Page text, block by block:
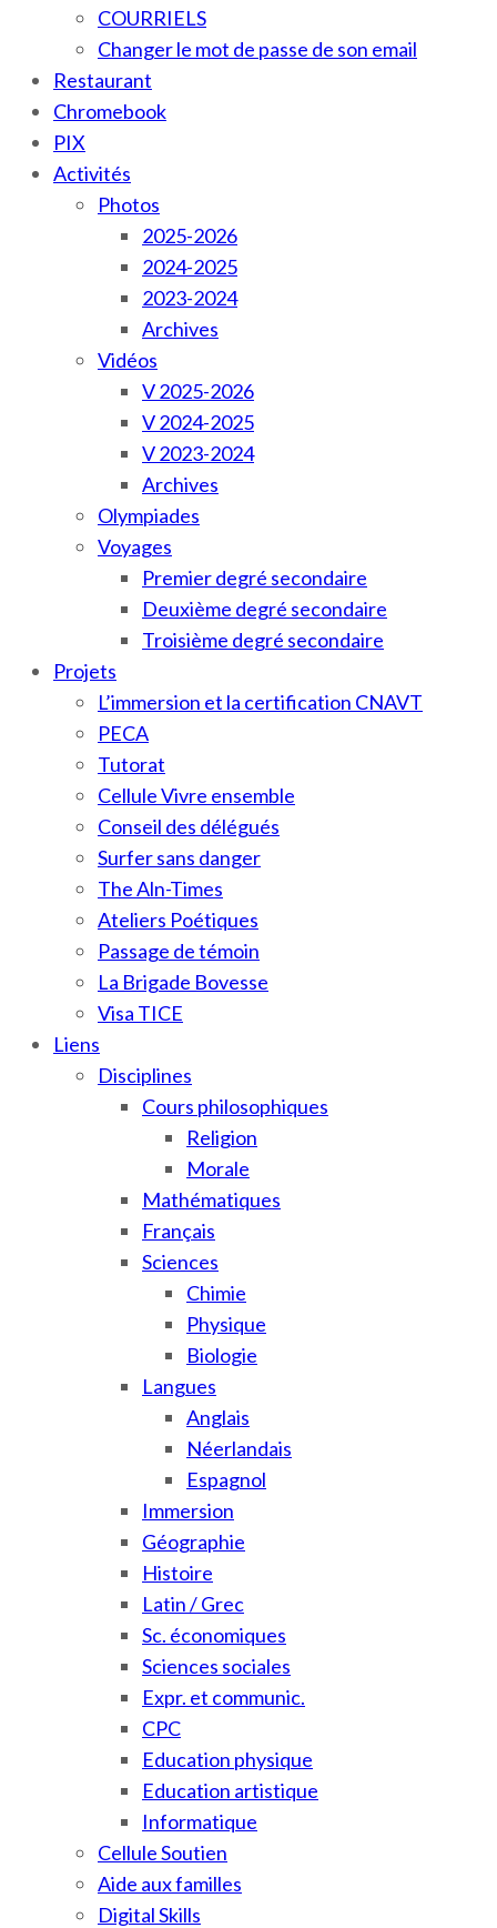
COURRIELS
Changer le mot de passe de son email
Restaurant
Chromebook
PIX
Activités
Photos
2025-2026
2024-2025
2023-2024
Archives
Vidéos
V 2025-2026
V 2024-2025
V 2023-2024
Archives
Olympiades
Voyages
Premier degré secondaire
Deuxième degré secondaire
Troisième degré secondaire
Projets
L’immersion et la certification CNAVT
PECA
Tutorat
Cellule Vivre ensemble
Conseil des délégués
Surfer sans danger
The Aln-Times
Ateliers Poétiques
Passage de témoin
La Brigade Bovesse
Visa TICE
Liens
Disciplines
Cours philosophiques
Religion
Morale
Mathématiques
Français
Sciences
Chimie
Physique
Biologie
Langues
Anglais
Néerlandais
Espagnol
Immersion
Géographie
Histoire
Latin / Grec
Sc. économiques
Sciences sociales
Expr. et communic.
CPC
Education physique
Education artistique
Informatique
Cellule Soutien
Aide aux familles
Digital Skills